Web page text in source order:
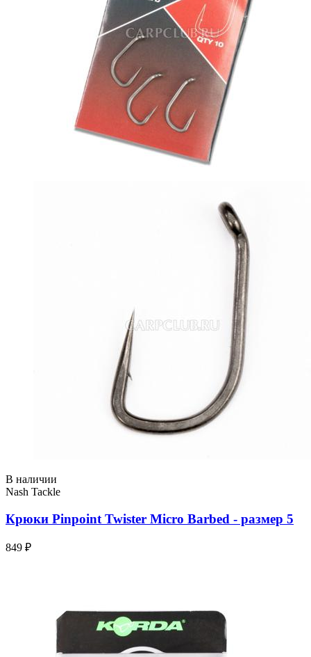
В наличии
Nash Tackle
Крюки Pinpoint Twister Micro Barbed - размер 5
849 ₽